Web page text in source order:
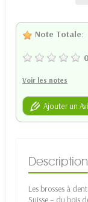
Note Totale:
0
Voir les notes
Ajouter un
Description
Les brosses à